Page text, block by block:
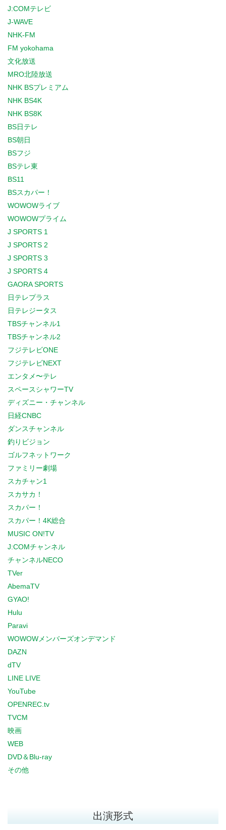
J:COMテレビ
J-WAVE
NHK-FM
FM yokohama
文化放送
MRO北陸放送
NHK BSプレミアム
NHK BS4K
NHK BS8K
BS日テレ
BS朝日
BSフジ
BSテレ東
BS11
BSスカパー！
WOWOWライブ
WOWOWプライム
J SPORTS 1
J SPORTS 2
J SPORTS 3
J SPORTS 4
GAORA SPORTS
日テレプラス
日テレジータス
TBSチャンネル1
TBSチャンネル2
フジテレビONE
フジテレビNEXT
エンタメ〜テレ
スペースシャワーTV
ディズニー・チャンネル
日経CNBC
ダンスチャンネル
釣りビジョン
ゴルフネットワーク
ファミリー劇場
スカチャン1
スカサカ！
スカパー！
スカパー！4K総合
MUSIC ON!TV
J:COMチャンネル
チャンネルNECO
TVer
AbemaTV
GYAO!
Hulu
Paravi
WOWOWメンバーズオンデマンド
DAZN
dTV
LINE LIVE
YouTube
OPENREC.tv
TVCM
映画
WEB
DVD＆Blu-ray
その他
出演形式